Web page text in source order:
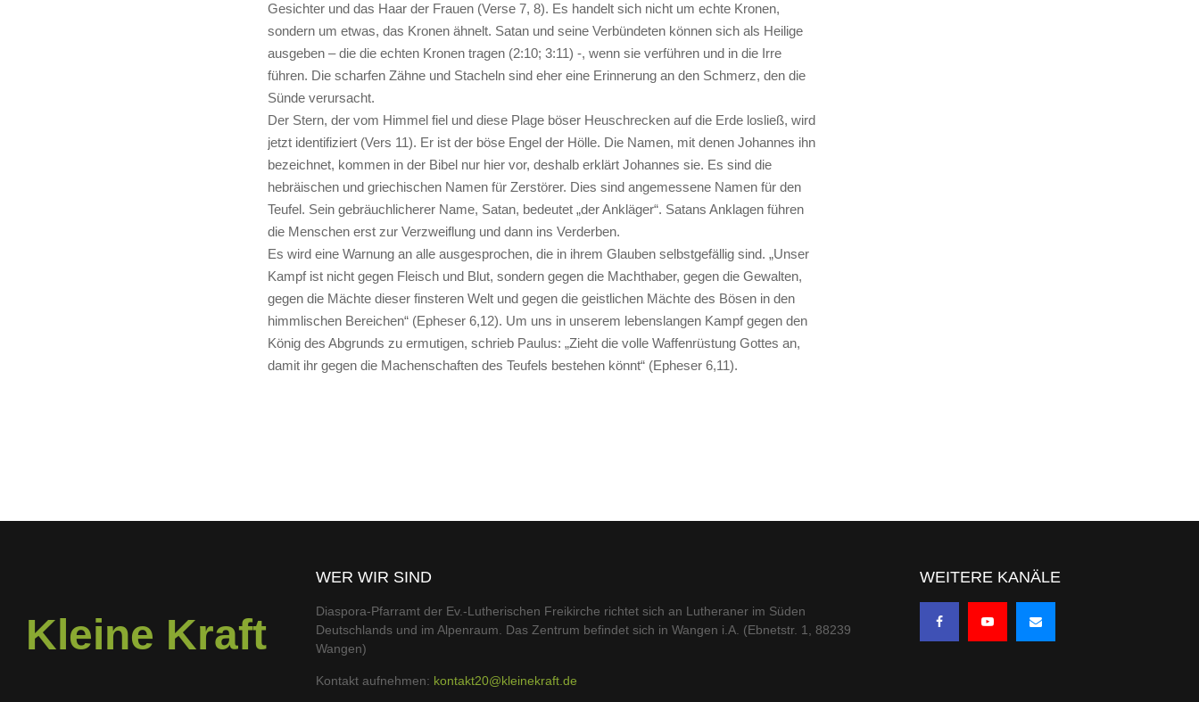
Gesichter und das Haar der Frauen (Verse 7, 8). Es handelt sich nicht um echte Kronen,
sondern um etwas, das Kronen ähnelt. Satan und seine Verbündeten können sich als Heilige
ausgeben – die die echten Kronen tragen (2:10; 3:11) -, wenn sie verführen und in die Irre
führen. Die scharfen Zähne und Stacheln sind eher eine Erinnerung an den Schmerz, den die
Sünde verursacht.
Der Stern, der vom Himmel fiel und diese Plage böser Heuschrecken auf die Erde losließ, wird
jetzt identifiziert (Vers 11). Er ist der böse Engel der Hölle. Die Namen, mit denen Johannes ihn
bezeichnet, kommen in der Bibel nur hier vor, deshalb erklärt Johannes sie. Es sind die
hebräischen und griechischen Namen für Zerstörer. Dies sind angemessene Namen für den
Teufel. Sein gebräuchlicherer Name, Satan, bedeutet „der Ankläger“. Satans Anklagen führen
die Menschen erst zur Verzweiflung und dann ins Verderben.
Es wird eine Warnung an alle ausgesprochen, die in ihrem Glauben selbstgefällig sind. „Unser
Kampf ist nicht gegen Fleisch und Blut, sondern gegen die Machthaber, gegen die Gewalten,
gegen die Mächte dieser finsteren Welt und gegen die geistlichen Mächte des Bösen in den
himmlischen Bereichen“ (Epheser 6,12). Um uns in unserem lebenslangen Kampf gegen den
König des Abgrunds zu ermutigen, schrieb Paulus: „Zieht die volle Waffenrüstung Gottes an,
damit ihr gegen die Machenschaften des Teufels bestehen könnt“ (Epheser 6,11).
Kleine Kraft
WER WIR SIND
Diaspora-Pfarramt der Ev.-Lutherischen Freikirche richtet sich an Lutheraner im Süden
Deutschlands und im Alpenraum. Das Zentrum befindet sich in Wangen i.A. (Ebnetstr. 1, 88239
Wangen)
Kontakt aufnehmen: kontakt20@kleinekraft.de
WEITERE KANÄLE